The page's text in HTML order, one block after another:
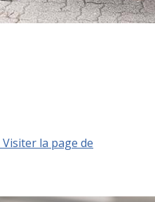
Visiter la page de